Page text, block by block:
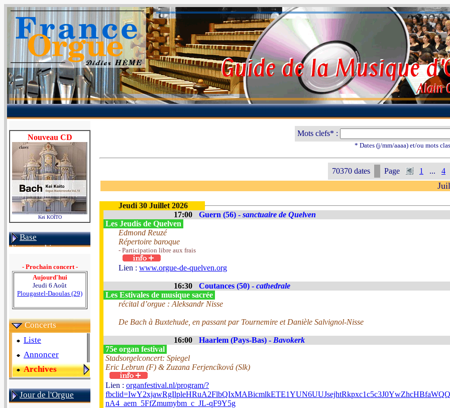
Nouveau CD
Kei KOÏTO
Base
discographique
- Prochain concert -
Aujourd'hui
Jeudi 6 Août
Plougastel-Daoulas (29)
Concerts
Liste
Annoncer
Archives
Jour de l'Orgue
Mots clefs* :
* Dates (j/mm/aaaa) et/ou mots
70370 dates Page 1 ... 4
Jeudi 30 Juillet 2026
17:00
Guern (56) - sanctuaire de Quelven
Les Jeudis de Quelven
Edmond Reuzé
Répertoire baroque
- Participation libre aux frais
Lien : www.orgue-de-quelven.org
16:30 Coutances (50) - cathedrale
Les Estivales de musique sacrée
récital d’orgue : Aleksandr Nisse
De Bach à Buxtehude, en passant par Tournemire et Danièle Salvignol-Nisse
16:00 Haarlem (Pays-Bas) - Bavokerk
75e organ festival
Stadsorgelconcert: Spiegel
Eric Lebrun (F) & Zuzana Ferjencíková (Slk)
Lien : organfestival.nl/program/?
nA4_aem_5FfZmumybm_c_JL-qF9Y5g